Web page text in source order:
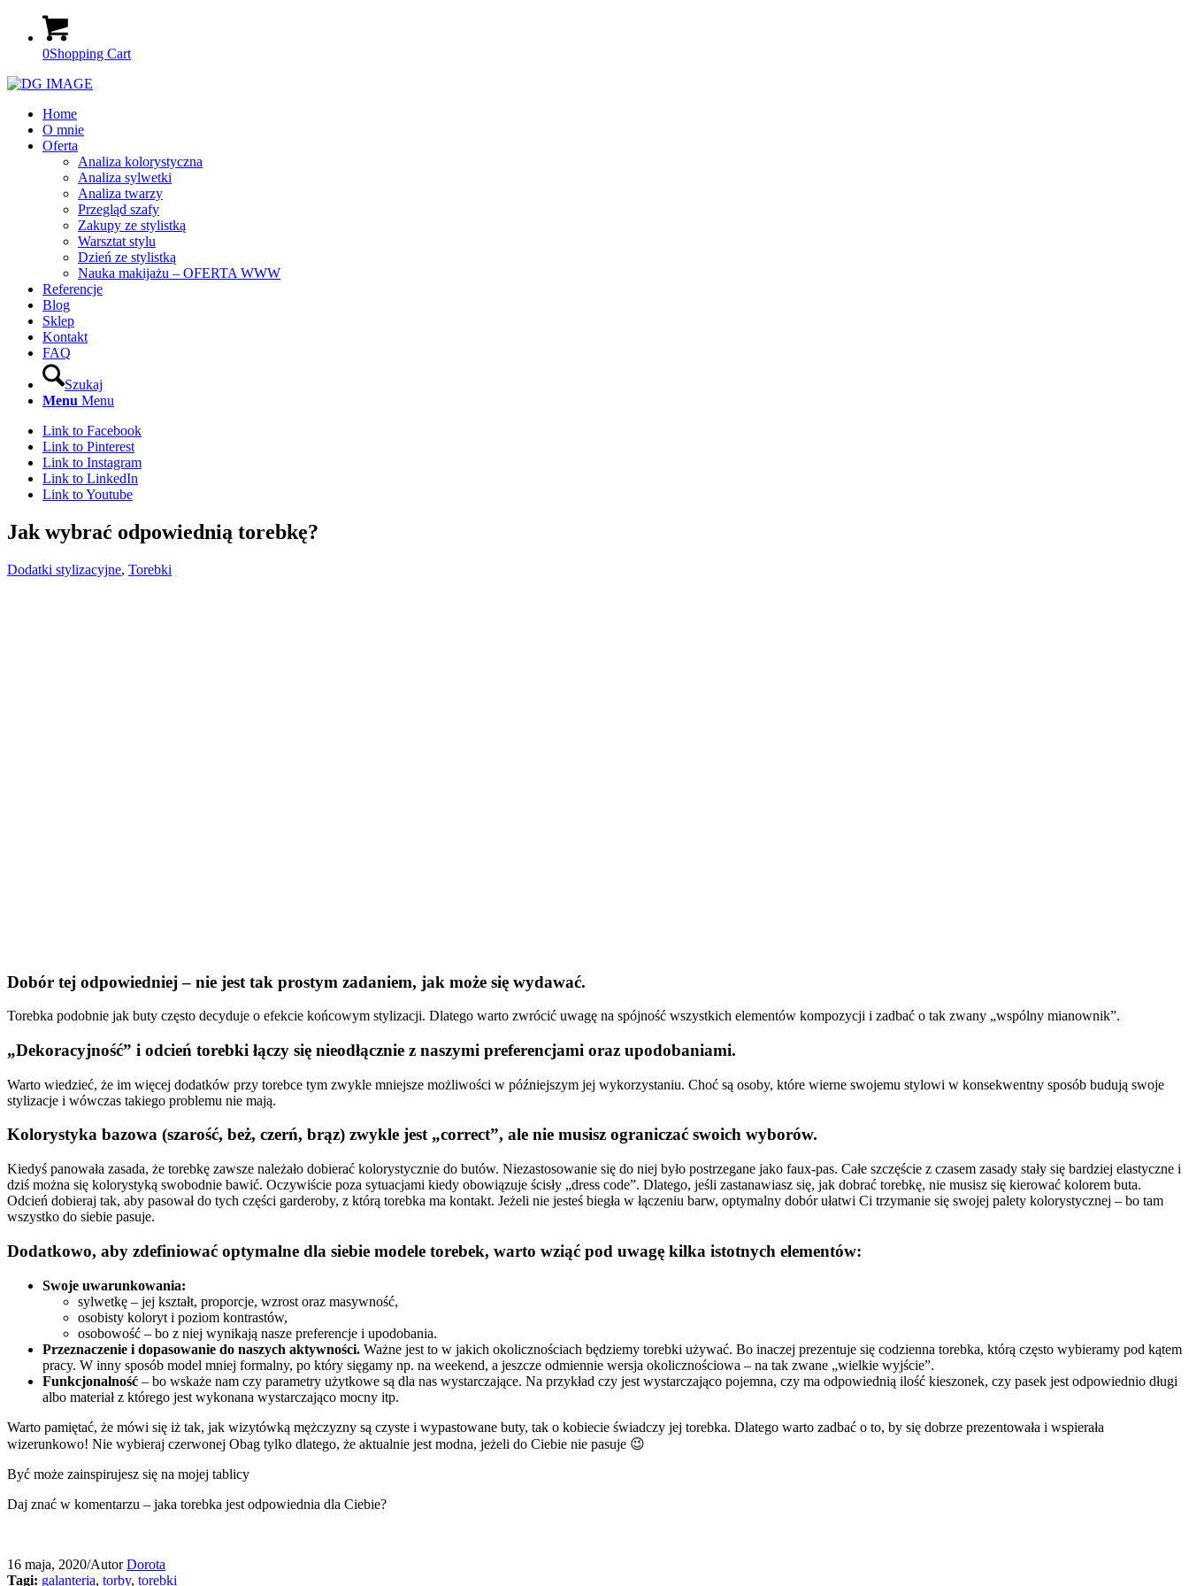
0Shopping Cart
Home
O mnie
Oferta
Analiza kolorystyczna
Analiza sylwetki
Analiza twarzy
Przegląd szafy
Zakupy ze stylistką
Warsztat stylu
Dzień ze stylistką
Nauka makijażu – OFERTA WWW
Referencje
Blog
Sklep
Kontakt
FAQ
Szukaj
Menu Menu
Link to Facebook
Link to Pinterest
Link to Instagram
Link to LinkedIn
Link to Youtube
Jak wybrać odpowiednią torebkę?
Dodatki stylizacyjne, Torebki
Dobór tej odpowiedniej – nie jest tak prostym zadaniem, jak może się wydawać.
Torebka podobnie jak buty często decyduje o efekcie końcowym stylizacji. Dlatego warto zwrócić uwagę na spójność wszystkich elementów kompozycji i zadbać o tak zwany „wspólny mianownik”.
„Dekoracyjność” i odcień torebki łączy się nieodłącznie z naszymi preferencjami oraz upodobaniami.
Warto wiedzieć, że im więcej dodatków przy torebce tym zwykle mniejsze możliwości w późniejszym jej wykorzystaniu. Choć są osoby, które wierne swojemu stylowi w konsekwentny sposób budują swoje
stylizacje i wówczas takiego problemu nie mają.
Kolorystyka bazowa (szarość, beż, czerń, brąz) zwykle jest „correct”, ale nie musisz ograniczać swoich wyborów.
Kiedyś panowała zasada, że torebkę zawsze należało dobierać kolorystycznie do butów. Niezastosowanie się do niej było postrzegane jako faux-pas. Całe szczęście z czasem zasady stały się bardziej elastyczne i
dziś można się kolorystyką swobodnie bawić. Oczywiście poza sytuacjami kiedy obowiązuje ścisły „dress code”. Dlatego, jeśli zastanawiasz się, jak dobrać torebkę, nie musisz się kierować kolorem buta.
Odcień dobieraj tak, aby pasował do tych części garderoby, z którą torebka ma kontakt. Jeżeli nie jesteś biegła w łączeniu barw, optymalny dobór ułatwi Ci trzymanie się swojej palety kolorystycznej – bo tam
wszystko do siebie pasuje.
Dodatkowo, aby zdefiniować optymalne dla siebie modele torebek, warto wziąć pod uwagę kilka istotnych elementów:
Swoje uwarunkowania:
sylwetkę – jej kształt, proporcje, wzrost oraz masywność,
osobisty koloryt i poziom kontrastów,
osobowość – bo z niej wynikają nasze preferencje i upodobania.
Przeznaczenie i dopasowanie do naszych aktywności. Ważne jest to w jakich okolicznościach będziemy torebki używać. Bo inaczej prezentuje się codzienna torebka, którą często wybieramy pod kątem
pracy. W inny sposób model mniej formalny, po który sięgamy np. na weekend, a jeszcze odmiennie wersja okolicznościowa – na tak zwane „wielkie wyjście”.
Funkcjonalność – bo wskaże nam czy parametry użytkowe są dla nas wystarczające. Na przykład czy jest wystarczająco pojemna, czy ma odpowiednią ilość kieszonek, czy pasek jest odpowiednio długi
albo materiał z którego jest wykonana wystarczająco mocny itp.
Warto pamiętać, że mówi się iż tak, jak wizytówką mężczyzny są czyste i wypastowane buty, tak o kobiecie świadczy jej torebka. Dlatego warto zadbać o to, by się dobrze prezentowała i wspierała
wizerunkowo! Nie wybieraj czerwonej Obag tylko dlatego, że aktualnie jest modna, jeżeli do Ciebie nie pasuje 😉
Być może zainspirujesz się na mojej tablicy
Daj znać w komentarzu – jaka torebka jest odpowiednia dla Ciebie?
16 maja, 2020/AutorDorota
Tagi: galanteria, torby, torebki